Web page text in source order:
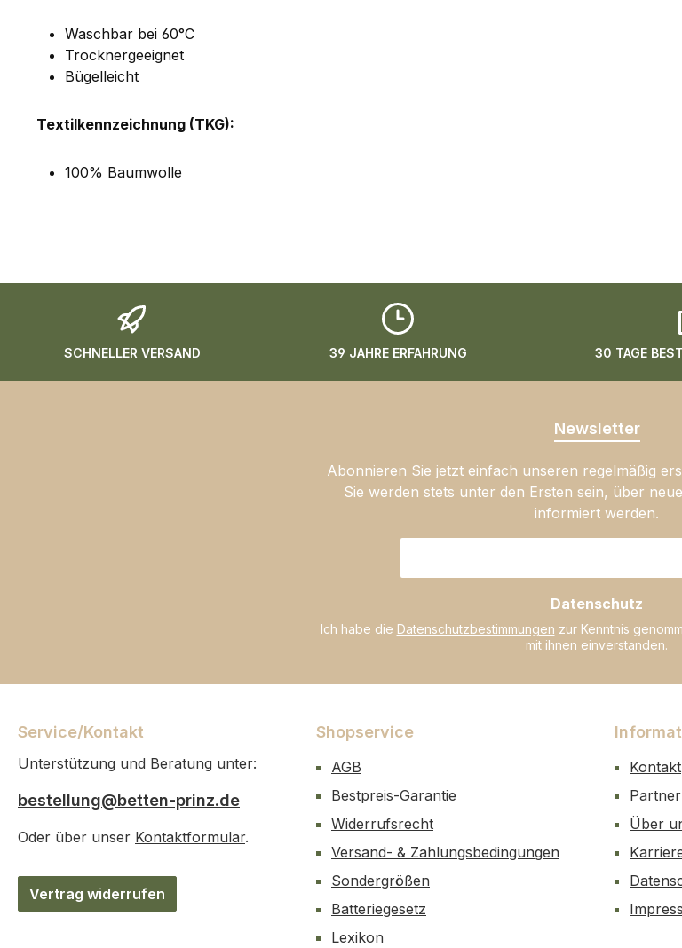
Waschbar bei 60°C
Trocknergeeignet
Bügelleicht
Textilkennzeichnung (TKG):
100% Baumwolle
SCHNELLER VERSAND 39 JAHRE ERFAHRUNG 30 TAGE
Newsletter
Abonnieren Sie jetzt einfach unseren regelmäßig
Sie werden stets unter den Ersten sein, über
informiert werden.
Datenschutz
Ich habe die Datenschutzbestimmungen zur Kenntnis
mit ihnen einverstanden.
Service/Kontakt
Unterstützung und Beratung unter:
bestellung@betten-prinz.de
Oder über unser Kontaktformular.
Vertrag widerrufen
Shopservice
AGB
Bestpreis-Garantie
Widerrufsrecht
Versand- & Zahlungsbedingungen
Sondergrößen
Batteriegesetz
Lexikon
Kontakt
Über